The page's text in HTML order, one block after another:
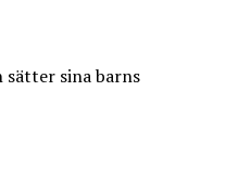
sätter sina barns